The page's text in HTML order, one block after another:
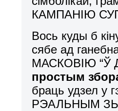
КАМПАНІЮ
Вось куды б
сябе ад
МАСКОВІЮ “Ў
простым
браць удзел у
РЭАЛЬНЫМ